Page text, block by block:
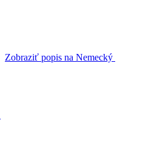
Zobraziť popis na Nemecký